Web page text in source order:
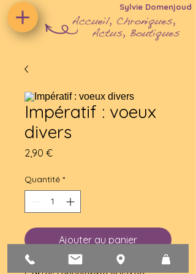
Sylvie Domenjoud
Impératif : voeux
divers
2,90 €Prix
Quantité *
Ajouter au panier